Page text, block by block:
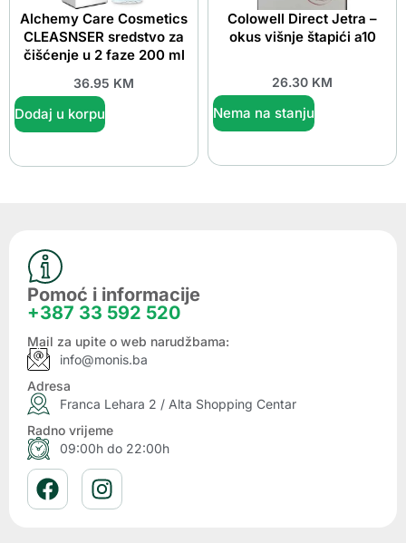
Alchemy Care Cosmetics
CLEASNSER sredstvo za
čišćenje u 2 faze 200 ml
36.95 KM
Dodaj u korpu
Colowell Direct Jetra –
okus višnje štapići a10
26.30 KM
Nema na stanju
Pomoć i informacije
+387 33 592 520
Mail za upite o web narudžbama:
info@monis.ba
Adresa
Franca Lehara 2 / Alta Shopping Centar
Radno vrijeme
09:00h do 22:00h